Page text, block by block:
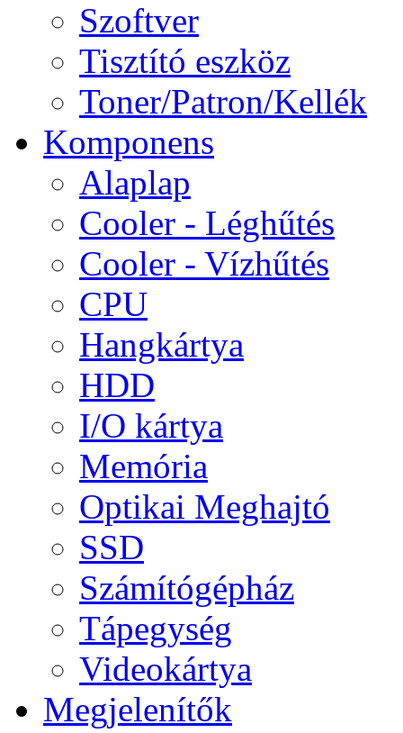
Szoftver
Tisztító eszköz
Toner/Patron/Kellék
Komponens
Alaplap
Cooler - Léghűtés
Cooler - Vízhűtés
CPU
Hangkártya
HDD
I/O kártya
Memória
Optikai Meghajtó
SSD
Számítógépház
Tápegység
Videokártya
Megjelenítők